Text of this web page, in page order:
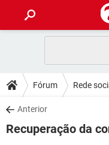
CELULAR
OUTLOOK
INSTAGRAM
DICAS
JOGOS
DOWNLOADS
JOGOS
FÓRUM
Fórum Rede
Anterior
Recuperação da